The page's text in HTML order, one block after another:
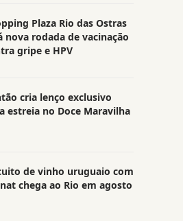
Plaza Rio das Ostras
nova rodada de vacinação
gripe e HPV
cria lenço exclusivo
estreia no Doce Maravilha
de vinho uruguaio com
chega ao Rio em agosto